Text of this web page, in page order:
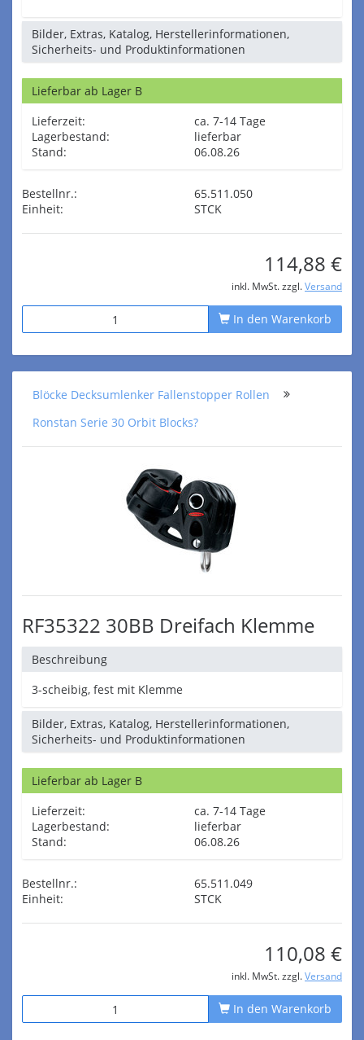
Bilder, Extras, Katalog, Herstellerinformationen,
Sicherheits- und Produktinformationen
Lieferbar ab Lager B
Lieferzeit:
ca. 7-14 Tage
Lagerbestand:
lieferbar
Stand:
06.08.26
Bestellnr.:
65.511.050
Einheit:
STCK
114,88 €
inkl. MwSt. zzgl. Versand
In den Warenkorb
Blöcke Decksumlenker Fallenstopper Rollen
Ronstan Serie 30 Orbit Blocks?
RF35322 30BB Dreifach Klemme
Beschreibung
3-scheibig, fest mit Klemme
Bilder, Extras, Katalog, Herstellerinformationen,
Sicherheits- und Produktinformationen
Lieferbar ab Lager B
Lieferzeit:
ca. 7-14 Tage
Lagerbestand:
lieferbar
Stand:
06.08.26
Bestellnr.:
65.511.049
Einheit:
STCK
110,08 €
inkl. MwSt. zzgl. Versand
In den Warenkorb